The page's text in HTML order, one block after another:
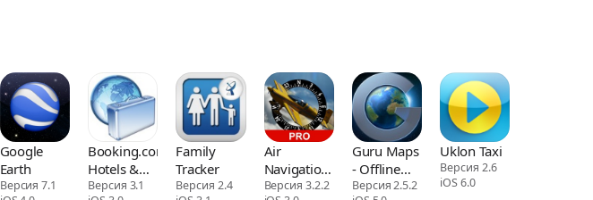
Google
Earth
Версия 7.1
Booking.com:
Hotels &
Travel
Версия 3.1
Family
Tracker
Версия 2.4
Air
Navigation
Pro
Версия 3.2.2
Guru Maps
- Offline
Navigation
Версия 2.5.2
Uklon Taxi
Версия 2.6
iOS 6.0